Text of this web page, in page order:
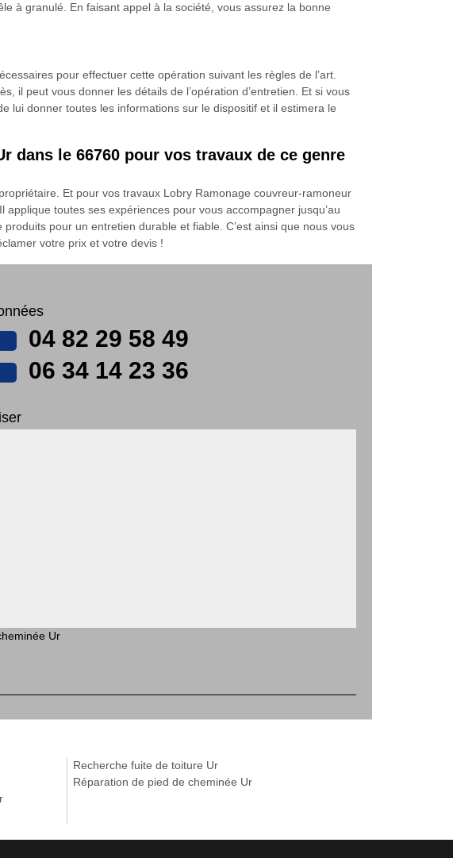
à granulé. En faisant appel à la société, vous assurez la bonne
pour effectuer cette opération suivant les règles de l’art.
il peut vous donner les détails de l’opération d’entretien. Et si vous
lui donner toutes les informations sur le dispositif et il estimera le
dans le 66760 pour vos travaux de ce genre
Et pour vos travaux Lobry Ramonage couvreur-ramoneur
toutes ses expériences pour vous accompagner jusqu’au
pour un entretien durable et fiable. C’est ainsi que nous vous
votre prix et votre devis !
04 82 29 58 49
06 34 14 23 36
Ur
Recherche fuite de toiture Ur
Réparation de pied de cheminée Ur